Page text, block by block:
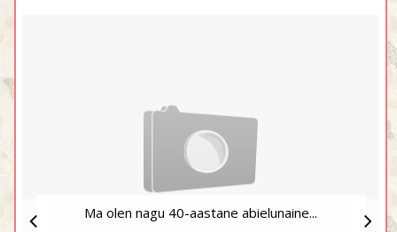
Ma olen nagu 40-aastane abielunaine...